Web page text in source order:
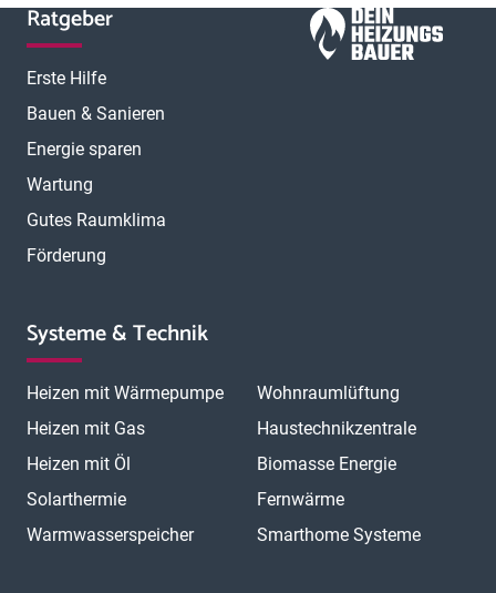
Ratgeber
Erste Hilfe
Bauen & Sanieren
Energie sparen
Wartung
Gutes Raumklima
Förderung
Systeme & Technik
Heizen mit Wärmepumpe
Heizen mit Gas
Heizen mit Öl
Solarthermie
Warmwasserspeicher
Wohnraumlüftung
Haustechnikzentrale
Biomasse Energie
Fernwärme
Smarthome Systeme